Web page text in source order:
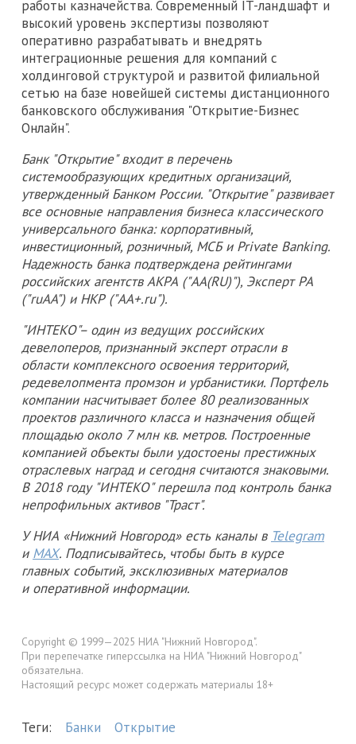
работы казначейства. Современный IT-ландшафт и
высокий уровень экспертизы позволяют
оперативно разрабатывать и внедрять
интеграционные решения для компаний с
холдинговой структурой и развитой филиальной
сетью на базе новейшей системы дистанционного
банковского обслуживания "Открытие-Бизнес
Онлайн".
Банк "Открытие" входит в перечень
системообразующих кредитных организаций,
утвержденный Банком России. "Открытие" развивает
все основные направления бизнеса классического
универсального банка: корпоративный,
инвестиционный, розничный, МСБ и Private Banking.
Надежность банка подтверждена рейтингами
российских агентств АКРА ("АА(RU)"), Эксперт РА
("ruAA") и НКР ("АA+.ru").
"ИНТЕКО"– один из ведущих российских
девелоперов, признанный эксперт отрасли в
области комплексного освоения территорий,
редевелопмента промзон и урбанистики. Портфель
компании насчитывает более 80 реализованных
проектов различного класса и назначения общей
площадью около 7 млн кв. метров. Построенные
компанией объекты были удостоены престижных
отраслевых наград и сегодня считаются знаковыми.
В 2018 году "ИНТЕКО" перешла под контроль банка
непрофильных активов "Траст".
У НИА «Нижний Новгород» есть каналы в Telegram
и MAX. Подписывайтесь, чтобы быть в курсе
главных событий, эксклюзивных материалов
и оперативной информации.
Copyright © 1999—2025 НИА "Нижний Новгород".
При перепечатке гиперссылка на НИА "Нижний Новгород"
обязательна.
Настоящий ресурс может содержать материалы 18+
Теги: Банки Открытие